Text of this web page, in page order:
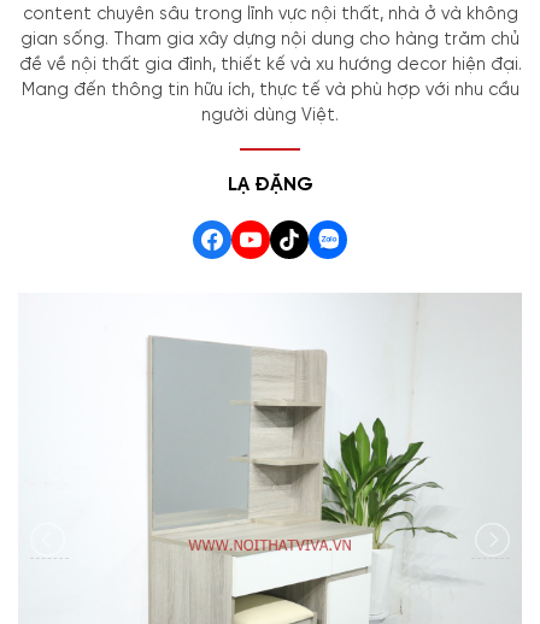
content chuyên sâu trong lĩnh vực nội thất, nhà ở và không
gian sống. Tham gia xây dựng nội dung cho hàng trăm chủ
đề về nội thất gia đình, thiết kế và xu hướng decor hiện đại.
Mang đến thông tin hữu ích, thực tế và phù hợp với nhu cầu
người dùng Việt.
LẠ ĐẶNG